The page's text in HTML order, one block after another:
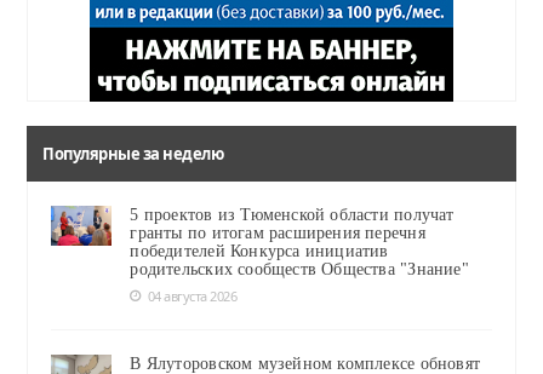
Популярные за неделю
5 проектов из Тюменской области получат
гранты по итогам расширения перечня
победителей Конкурса инициатив
родительских сообществ Общества "Знание"
04 августа 2026
В Ялуторовском музейном комплексе обновят